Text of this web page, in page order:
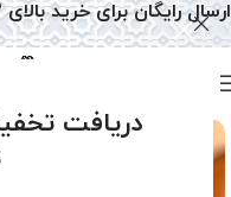
ارسال رایگان برای خرید بالای 3میلیون تومان